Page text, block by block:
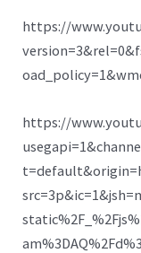
https://
https://